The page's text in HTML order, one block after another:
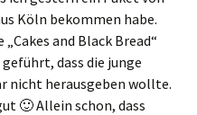
Köln bekommen habe.
and Black Bread“
dass die junge
nicht herausgeben wollte.
🙂 Allein schon, dass